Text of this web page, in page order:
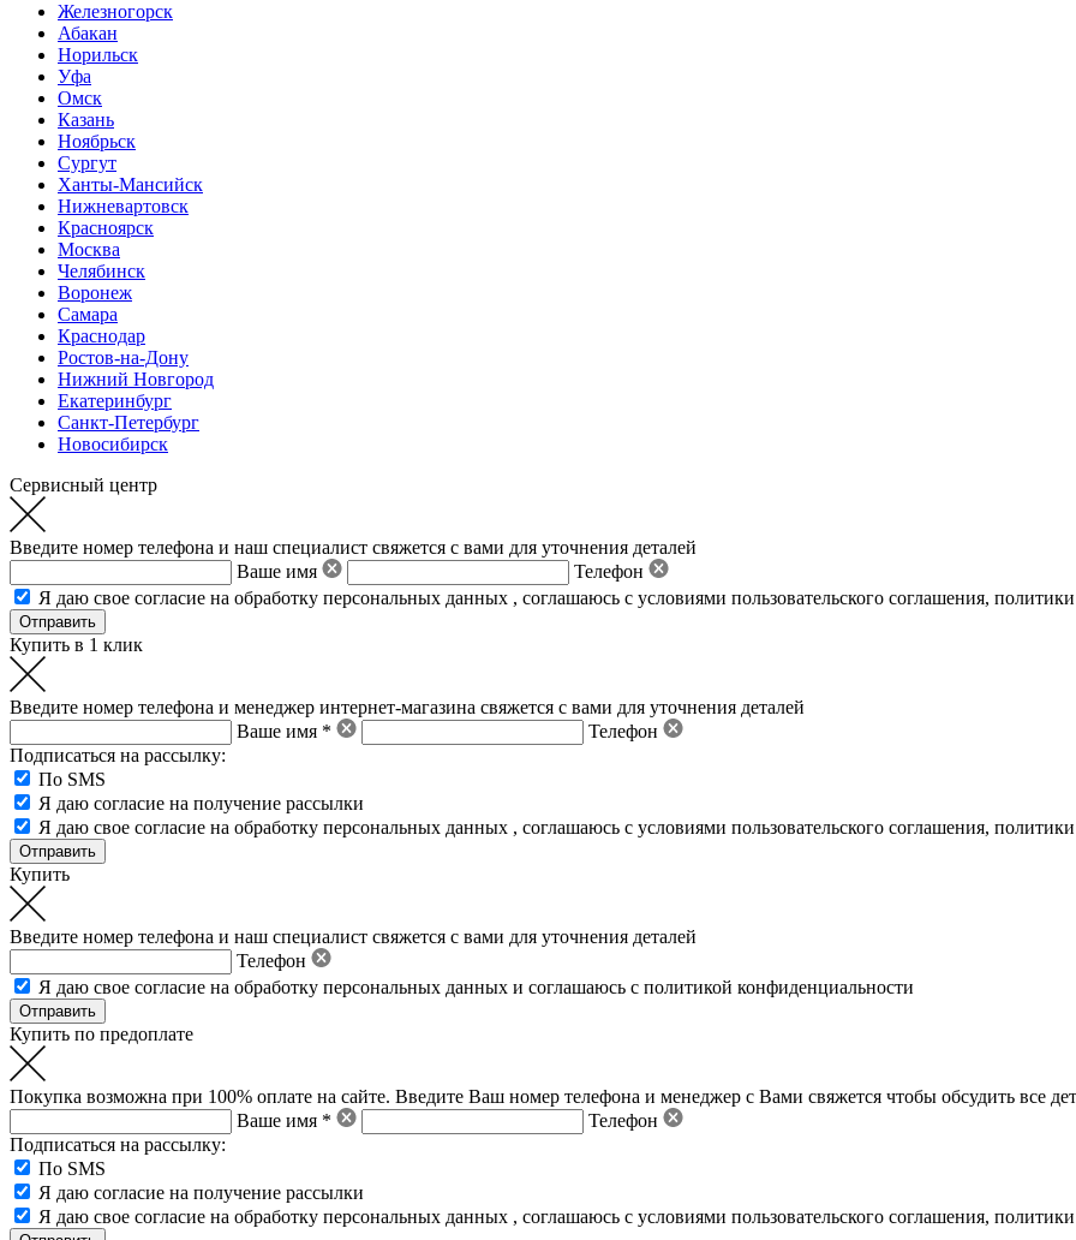
Железногорск
Абакан
Норильск
Уфа
Омск
Казань
Ноябрьск
Сургут
Ханты-Мансийск
Нижневартовск
Красноярск
Москва
Челябинск
Воронеж
Самара
Краснодар
Ростов-на-Дону
Нижний Новгород
Екатеринбург
Санкт-Петербург
Новосибирск
Сервисный центр
Введите номер телефона и наш специалист свяжется с вами для уточнения деталей
Ваше имя
Телефон
Я даю свое согласие на обработку персональных данных , соглашаюсь с условиями пользовательского соглашения,
Купить в 1 клик
Введите номер телефона и менеджер интернет-магазина свяжется с вами для уточнения деталей
Ваше имя *
Телефон
Подписаться на рассылку:
По SMS
Я даю согласие на получение рассылки
Я даю свое согласие на обработку персональных данных , соглашаюсь с условиями пользовательского соглашения,
Купить
Введите номер телефона и наш специалист свяжется с вами для уточнения деталей
Телефон
Я даю свое согласие на обработку персональных данных и соглашаюсь с политикой конфиденциальности
Купить по предоплате
Покупка возможна при 100% оплате на сайте. Введите Ваш номер телефона и менеджер с Вами свяжется чтобы обсудить все
Ваше имя *
Телефон
Подписаться на рассылку:
По SMS
Я даю согласие на получение рассылки
Я даю свое согласие на обработку персональных данных , соглашаюсь с условиями пользовательского соглашения,